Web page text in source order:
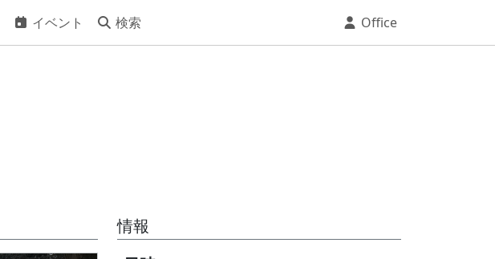
イベント 検索 Office
情報